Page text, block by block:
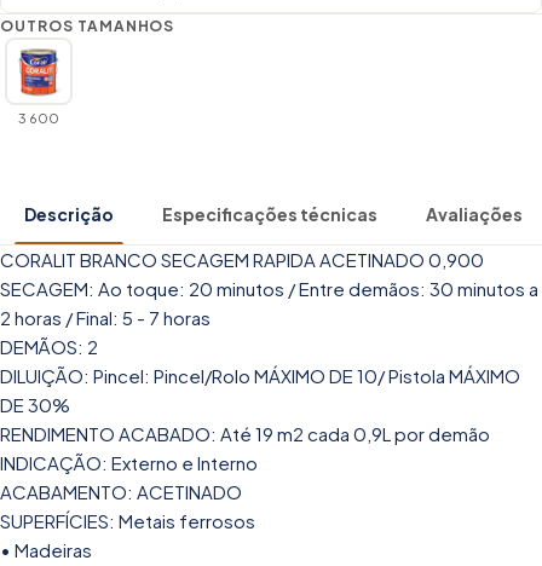
OUTROS TAMANHOS
3 600
Descrição Especificações técnicas Avaliações
CORALIT BRANCO SECAGEM RAPIDA ACETINADO 0,900
SECAGEM: Ao toque: 20 minutos / Entre demãos: 30 minutos a
2 horas / Final: 5 - 7 horas
DEMÃOS: 2
DILUIÇÃO: Pincel: Pincel/Rolo MÁXIMO DE 10/ Pistola MÁXIMO
DE 30%
RENDIMENTO ACABADO: Até 19 m2 cada 0,9L por demão
INDICAÇÃO: Externo e Interno
ACABAMENTO: ACETINADO
SUPERFÍCIES: Metais ferrosos
• Madeiras